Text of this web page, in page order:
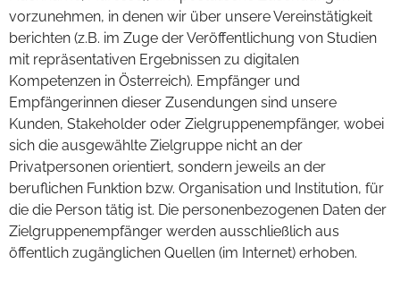
vorzunehmen, in denen wir über unsere Vereinstätigkeit
berichten (z.B. im Zuge der Veröffentlichung von Studien
mit repräsentativen Ergebnissen zu digitalen
Kompetenzen in Österreich). Empfänger und
Empfängerinnen dieser Zusendungen sind unsere
Kunden, Stakeholder oder Zielgruppenempfänger, wobei
sich die ausgewählte Zielgruppe nicht an der
Privatpersonen orientiert, sondern jeweils an der
beruflichen Funktion bzw. Organisation und Institution, für
die die Person tätig ist. Die personenbezogenen Daten der
Zielgruppenempfänger werden ausschließlich aus
öffentlich zugänglichen Quellen (im Internet) erhoben.